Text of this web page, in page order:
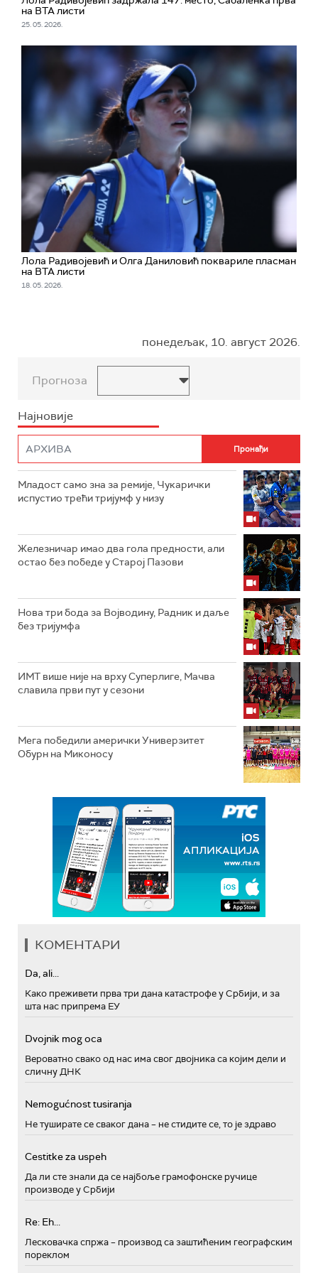
на ВТА листи
25. 05. 2026.
Лола Радивојевић и Олга Даниловић поквариле пласман
на ВТА листи
18. 05. 2026.
понедељак, 10. август 2026.
Прогноза
Најновије
Младост само зна за ремије, Чукарички
испустио трећи тријумф у низу
Железничар имао два гола предности, али
остао без победе у Старој Пазови
Нова три бода за Војводину, Радник и даље
без тријумфа
ИМТ више није на врху Суперлиге, Мачва
славила први пут у сезони
Мега победили амерички Универзитет
Обурн на Миконосу
КОМЕНТАРИ
Da, ali...
Како преживети прва три дана катастрофе у Србији, и за
шта нас припрема ЕУ
Dvojnik mog oca
Вероватно свако од нас има свог двојника са којим дели и
сличну ДНК
Nemogućnost tusiranja
Не туширате се сваког дана – не стидите се, то је здраво
Cestitke za uspeh
Да ли сте знали да се најбоље грамофонске ручице
производе у Србији
Re: Eh...
Лесковачка спржа – производ са заштићеним географским
пореклом